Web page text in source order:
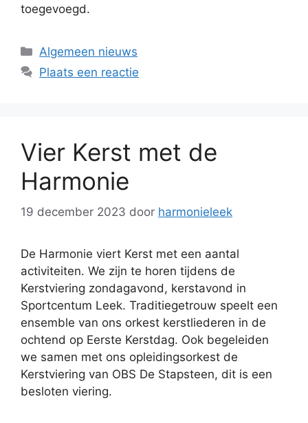
toegevoegd.
Categorieën
Algemeen nieuws
Plaats een reactie
Vier Kerst met de
Harmonie
19 december 2023 door harmonieleek
De Harmonie viert Kerst met een aantal
activiteiten. We zijn te horen tijdens de
Kerstviering zondagavond, kerstavond in
Sportcentum Leek. Traditiegetrouw speelt een
ensemble van ons orkest kerstliederen in de
ochtend op Eerste Kerstdag. Ook begeleiden
we samen met ons opleidingsorkest de
Kerstviering van OBS De Stapsteen, dit is een
besloten viering.